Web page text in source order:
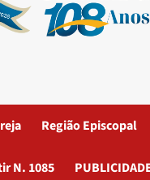
Região Episcopal
N. 1085